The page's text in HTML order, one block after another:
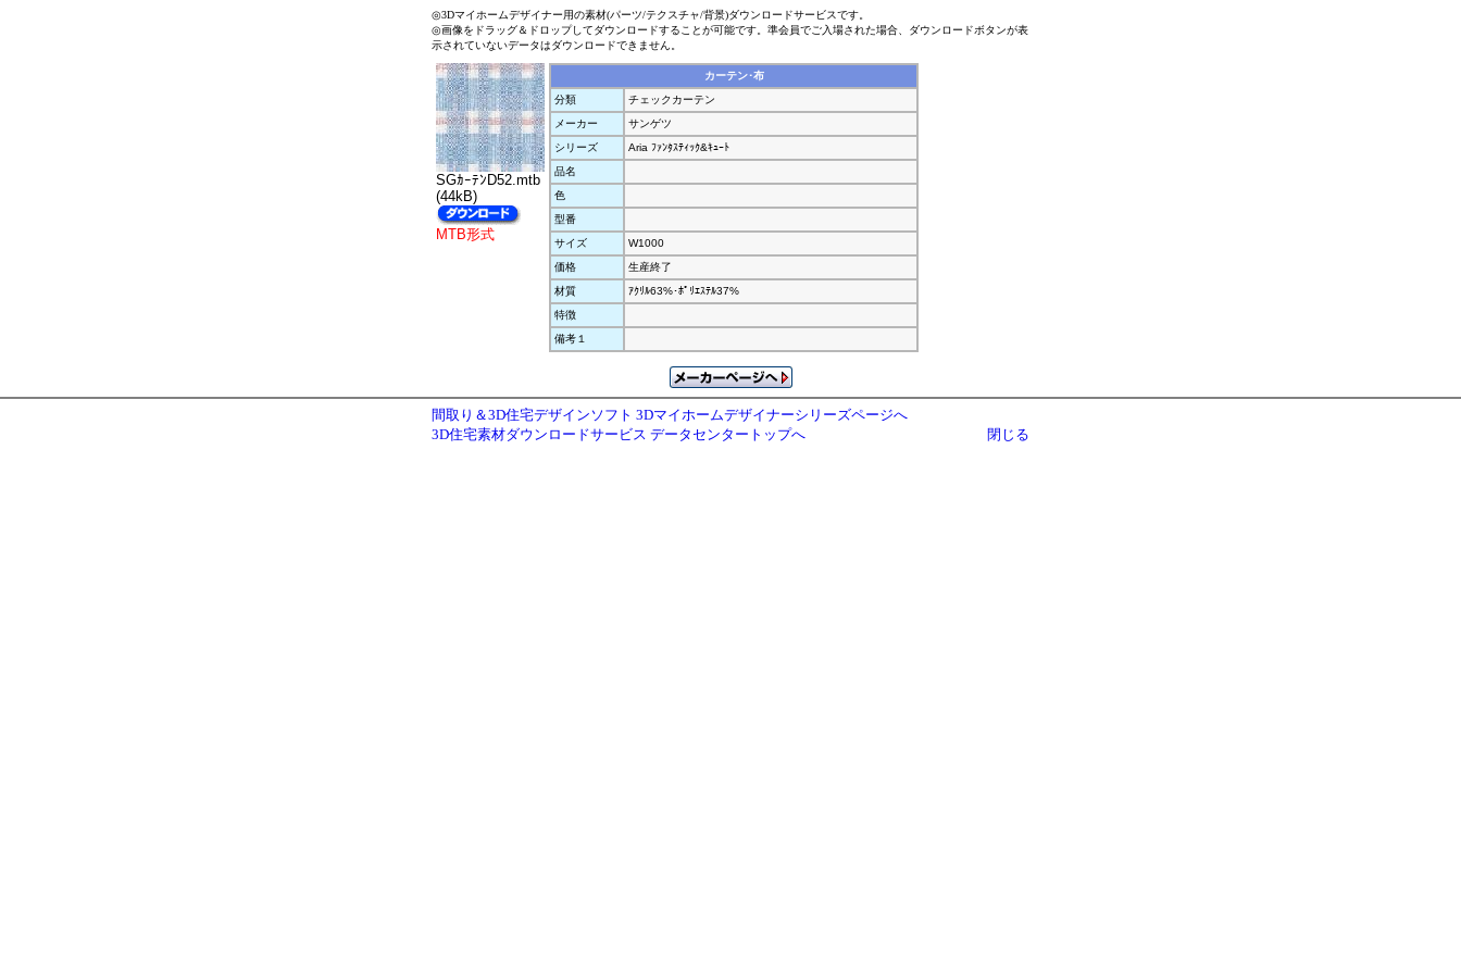
◎3Dマイホームデザイナー用の素材(パーツ/テクスチャ/背景)ダウンロードサービスです。
◎画像をドラッグ＆ドロップしてダウンロードすることが可能です。準会員でご入場された場合、ダウンロードボタンが表
示されていないデータはダウンロードできません。
SGｶｰﾃﾝD52.mtb
(44kB)
MTB形式
カーテン･布
分類
チェックカーテン
メーカー
サンゲツ
シリーズ
Aria ﾌｧﾝﾀｽﾃｨｯｸ&ｷｭｰﾄ
品名
色
型番
サイズ
W1000
価格
生産終了
材質
ｱｸﾘﾙ63%･ﾎﾟﾘｴｽﾃﾙ37%
特徴
備考１
間取り＆3D住宅デザインソフト 3Dマイホームデザイナーシリーズページへ
3D住宅素材ダウンロードサービス データセンタートップへ
閉じる